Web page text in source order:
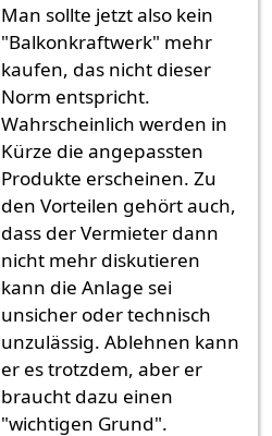
Man sollte jetzt also kein
"Balkonkraftwerk" mehr
kaufen, das nicht dieser
Norm entspricht.
Wahrscheinlich werden in
Kürze die angepassten
Produkte erscheinen. Zu
den Vorteilen gehört auch,
dass der Vermieter dann
nicht mehr diskutieren
kann die Anlage sei
unsicher oder technisch
unzulässig. Ablehnen kann
er es trotzdem, aber er
braucht dazu einen
"wichtigen Grund".